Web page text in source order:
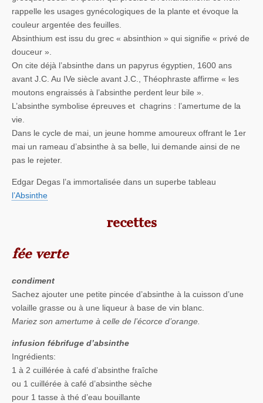
rappelle les usages gynécologiques de la plante et évoque la
couleur argentée des feuilles.
Absinthium est issu du grec « absinthion » qui signifie « privé de
douceur ».
On cite déjà l’absinthe dans un papyrus égyptien, 1600 ans
avant J.C. Au IVe siècle avant J.C., Théophraste affirme « les
moutons engraissés à l’absinthe perdent leur bile ».
L’absinthe symbolise épreuves et chagrins : l’amertume de la
vie.
Dans le cycle de mai, un jeune homme amoureux offrant le 1er
mai un rameau d’absinthe à sa belle, lui demande ainsi de ne
pas le rejeter.
Edgar Degas l’a immortalisée dans un superbe tableau
l’Absinthe
recettes
fée verte
condiment
Sachez ajouter une petite pincée d’absinthe à la cuisson d’une
volaille grasse ou à une liqueur à base de vin blanc.
Mariez son amertume à celle de l’écorce d’orange.
infusion fébrifuge d’absinthe
Ingrédients:
1 à 2 cuillérée à café d’absinthe fraîche
ou 1 cuillérée à café d’absinthe sèche
pour 1 tasse à thé d’eau bouillante